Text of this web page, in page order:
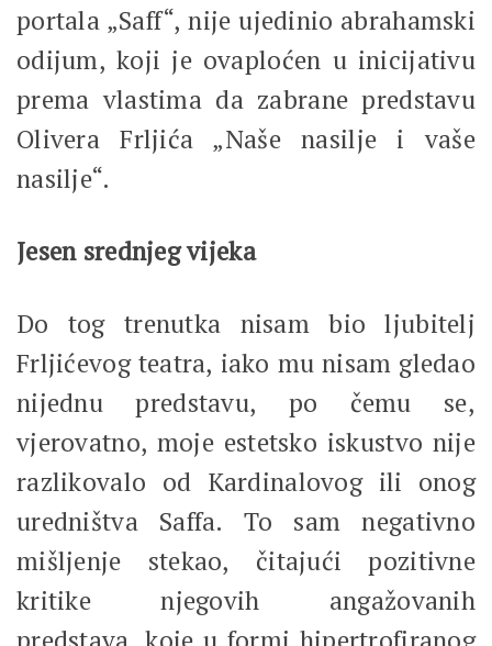
portala „Saff“, nije ujedinio abrahamski
odijum, koji je ovaploćen u inicijativu
prema vlastima da zabrane predstavu
Olivera Frljića „Naše nasilje i vaše
nasilje“.
Jesen srednjeg vijeka
Do tog trenutka nisam bio ljubitelj
Frljićevog teatra, iako mu nisam gledao
nijednu predstavu, po čemu se,
vjerovatno, moje estetsko iskustvo nije
razlikovalo od Kardinalovog ili onog
uredništva Saffa. To sam negativno
mišljenje stekao, čitajući pozitivne
kritike njegovih angažovanih